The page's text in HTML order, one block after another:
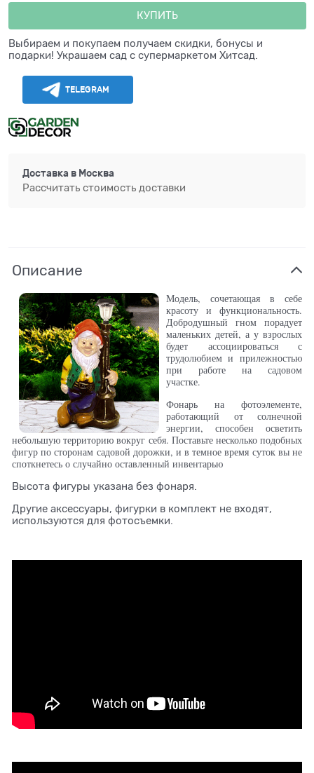
КУПИТЬ
Выбираем и покупаем получаем скидки, бонусы и
подарки! Украшаем сад с супермаркетом Хитсад.
TELEGRAM
Доставка в Москва
Рассчитать стоимость доставки
Описание
Модель, сочетающая в себе
красоту и функциональность.
Добродушный гном порадует
маленьких детей, а у взрослых
будет ассоциироваться с
трудолюбием и прилежностью
при работе на садовом
участке.
Фонарь на фотоэлементе,
работающий от солнечной
энергии, способен осветить
небольшую территорию вокруг себя. Поставьте несколько подобных
фигур по сторонам садовой дорожки, и в темное время суток вы не
споткнетесь о случайно оставленный инвентарью
Высота фигуры указана без фонаря.
Другие аксессуары, фигурки в комплект не входят,
используются для фотосъемки.